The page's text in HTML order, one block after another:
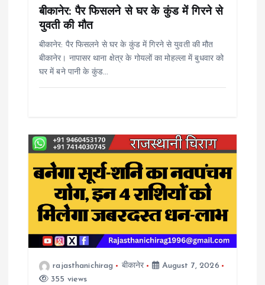
बीकानेर: पैर फिसलने से घर के कुंड में गिरने से
युवती की मौत
बीकानेर: पैर फिसलने से घर के कुंड में गिरने से युवती की मौत
बीकानेर। नापासर थाना क्षेत्र के गोयलों का मोहल्ला में बुधवार को
घर में बने पानी के कुंड…
rajasthanichirag बीकानेर
August 7, 2026
355 views